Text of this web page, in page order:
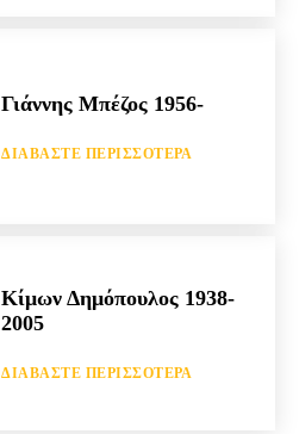
Γιάννης Μπέζος 1956-
ΔΙΑΒΆΣΤΕ ΠΕΡΙΣΣΌΤΕΡΑ
Κίμων Δημόπουλος 1938-
2005
ΔΙΑΒΆΣΤΕ ΠΕΡΙΣΣΌΤΕΡΑ